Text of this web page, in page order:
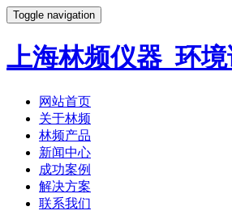
Toggle navigation
上海林频仪器_环
网站首页
关于林频
林频产品
新闻中心
成功案例
解决方案
联系我们